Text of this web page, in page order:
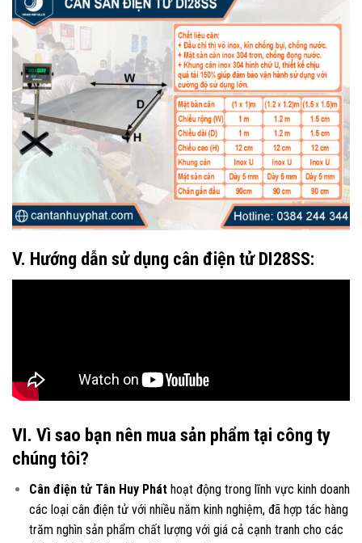
V. Hướng dẫn sử dụng cân điện tử DI28SS:
VI. Vì sao bạn nên mua sản phẩm tại công ty
chúng tôi?
Cân điện tử Tân Huy Pháthoạt động trong lĩnh vực kinh doanh
các loại cân điện tửvới nhiều năm kinh nghiệm, đã hợp tác hàng
trăm nghìn sản phẩm chất lượng với giá cả cạnh tranh cho các